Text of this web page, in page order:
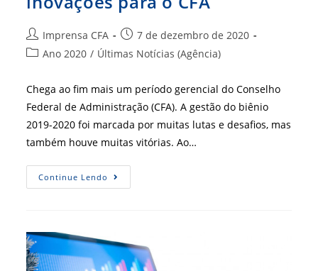
Autor
do
Imprensa CFA
Post
publicado:
7 de dezembro de 2020
Categoria
post:
Ano 2020 / Últimas Notícias (Agência)
Chega ao fim mais um período gerencial do Conselho
Federal de Administração (CFA). A gestão do biênio
2019-2020 foi marcada por muitas lutas e desafios, mas
também houve muitas vitórias. Ao…
Continue Lendo Gestão
Compartilhada
CFA